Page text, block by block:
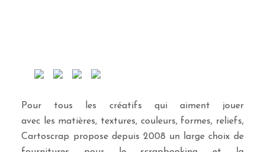
Pour tous les créatifs qui aiment jouer
avec les matières, textures, couleurs, formes, reliefs,
Cartoscrap propose depuis 2008 un large choix de